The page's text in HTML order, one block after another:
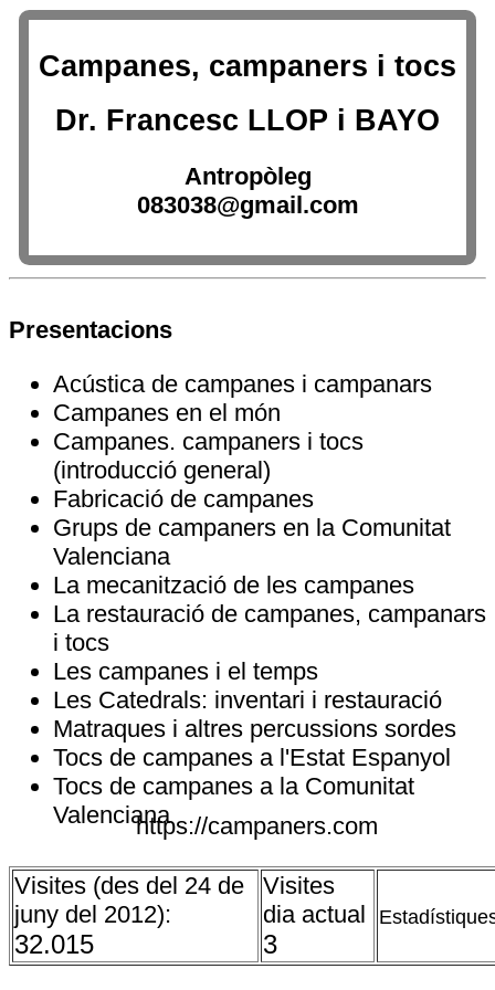
Campanes, campaners i tocs
Dr. Francesc LLOP i BAYO
Antropòleg
083038@gmail.com
Presentacions
Acústica de campanes i campanars
Campanes en el món
Campanes. campaners i tocs
(introducció general)
Fabricació de campanes
Grups de campaners en la Comunitat
Valenciana
La mecanització de les campanes
La restauració de campanes, campanars
i tocs
Les campanes i el temps
Les Catedrals: inventari i restauració
Matraques i altres percussions sordes
Tocs de campanes a l'Estat Espanyol
Tocs de campanes a la Comunitat
Valencianahttps://campaners.com
Visites (des del 24 de
juny del 2012):
32.015
Visites
dia actual
3